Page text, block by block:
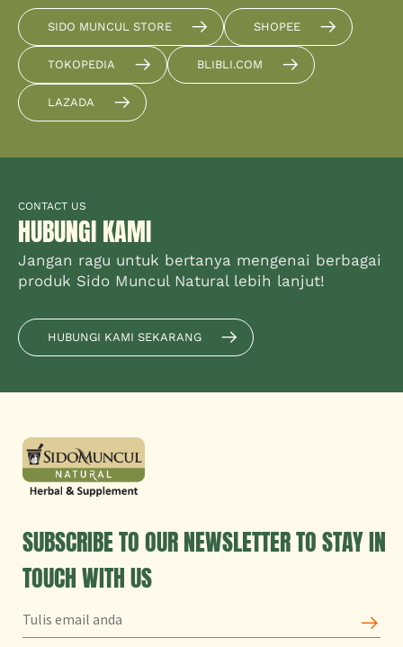
SIDO MUNCUL STORE SHOPEE
TOKOPEDIA BLIBLI.COM
LAZADA
CONTACT US
HUBUNGI KAMI
Jangan ragu untuk bertanya mengenai berbagai
produk Sido Muncul Natural lebih lanjut!
HUBUNGI KAMI SEKARANG
SUBSCRIBE TO OUR NEWSLETTER TO STAY IN
TOUCH WITH US